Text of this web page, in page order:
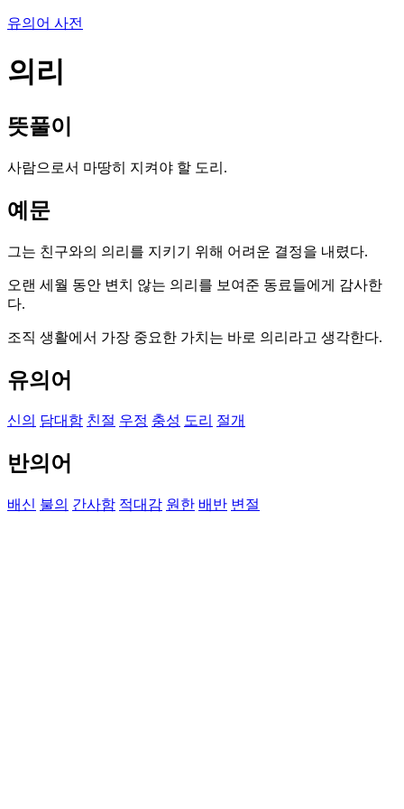
유의어 사전
의리
뜻풀이
사람으로서 마땅히 지켜야 할 도리.
예문
그는 친구와의 의리를 지키기 위해 어려운 결정을 내렸다.
오랜 세월 동안 변치 않는 의리를 보여준 동료들에게 감사한
다.
조직 생활에서 가장 중요한 가치는 바로 의리라고 생각한다.
유의어
신의 담대함 친절 우정 충성 도리 절개
반의어
배신 불의 간사함 적대감 원한 배반 변절